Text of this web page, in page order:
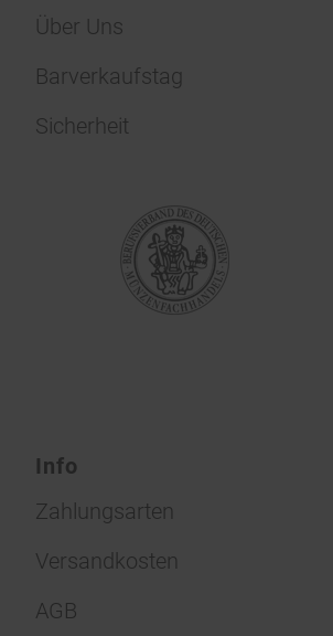
Über Uns
Barverkaufstag
Sicherheit
Info
Zahlungsarten
Versandkosten
AGB